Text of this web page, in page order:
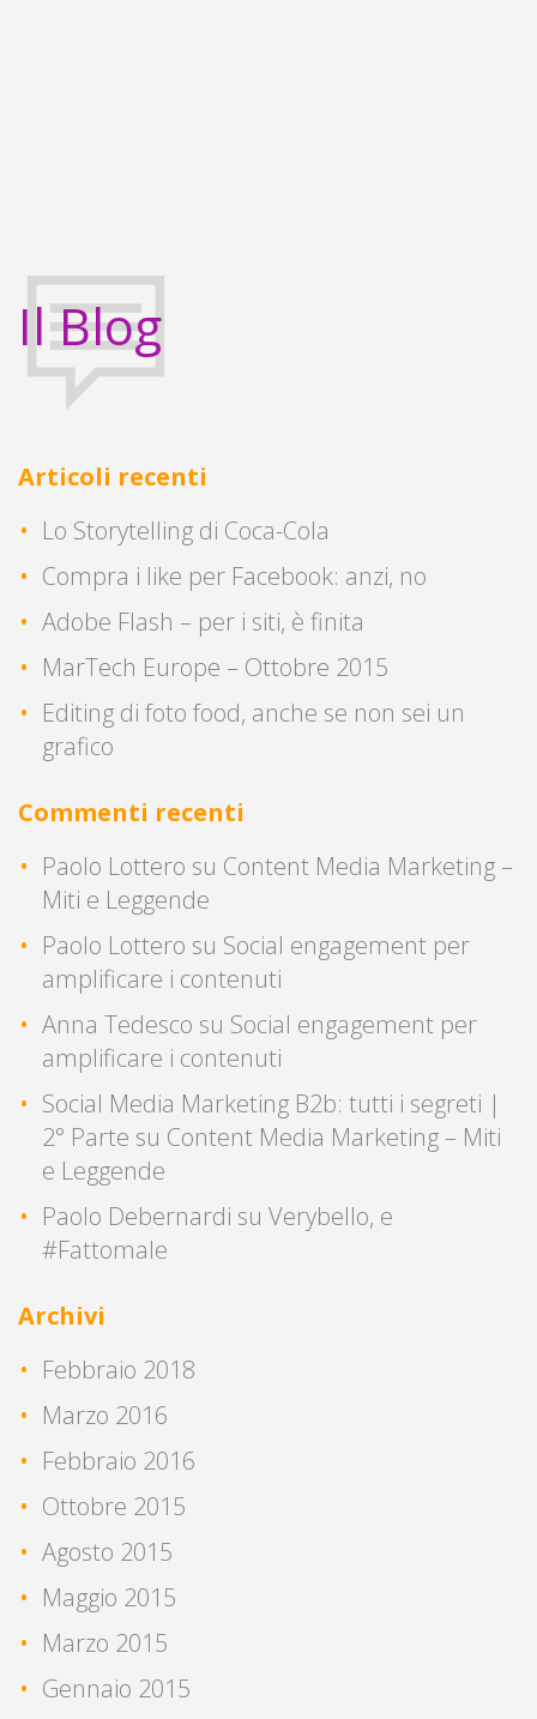
Il Blog
Articoli recenti
Lo Storytelling di Coca-Cola
Compra i like per Facebook: anzi, no
Adobe Flash – per i siti, è finita
MarTech Europe – Ottobre 2015
Editing di foto food, anche se non sei un
grafico
Commenti recenti
Paolo Lottero su Content Media Marketing –
Miti e Leggende
Paolo Lottero su Social engagement per
amplificare i contenuti
Anna Tedesco su Social engagement per
amplificare i contenuti
Social Media Marketing B2b: tutti i segreti |
2° Parte su Content Media Marketing – Miti
e Leggende
Paolo Debernardi su Verybello, e
#Fattomale
Archivi
Febbraio 2018
Marzo 2016
Febbraio 2016
Ottobre 2015
Agosto 2015
Maggio 2015
Marzo 2015
Gennaio 2015